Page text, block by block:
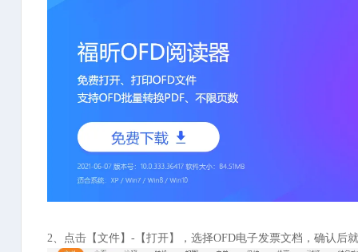
2、点击【文件】-【打开】，选择OFD电子发票文档，确认后